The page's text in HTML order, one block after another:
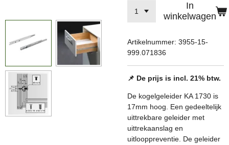
In
winkelwagen
Artikelnummer: 3955-15-
999.071836
📌 De prijs is incl. 21% btw.
De kogelgeleider KA 1730 is
17mm hoog. Een gedeeltelijk
uittrekbare geleider met
uittrekaanslag en
uitlooppreventie. De geleider